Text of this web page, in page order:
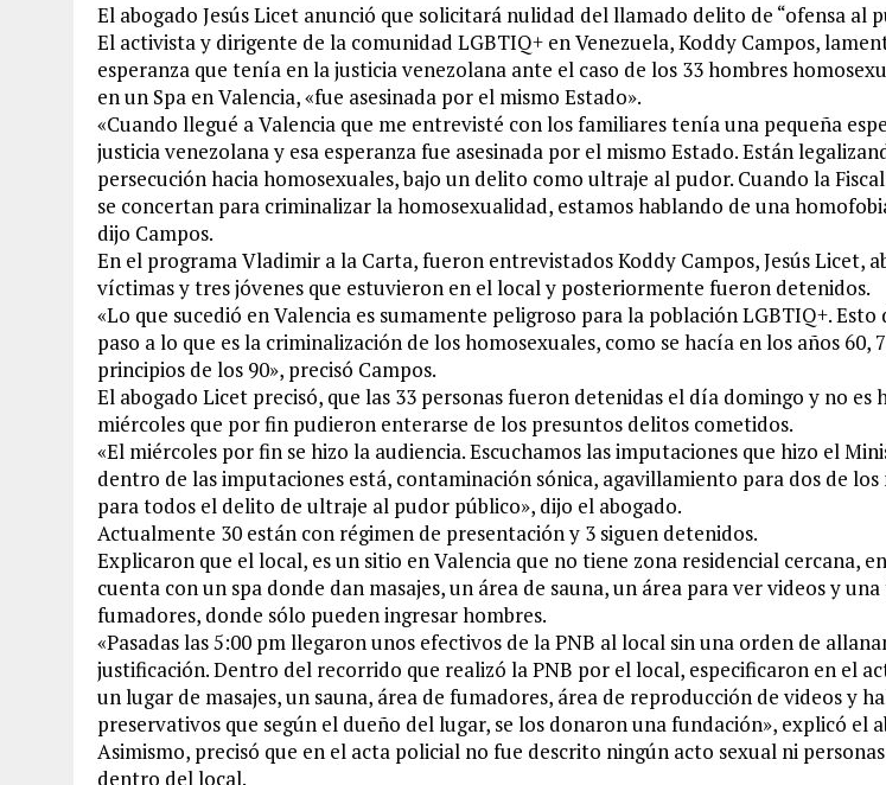
El abogado Jesús Licet anunció que solicitará nulidad del llamado delito de “ofensa al
El activista y dirigente de la comunidad LGBTIQ+ en Venezuela, Koddy Campos,
esperanza que tenía en la justicia venezolana ante el caso de los 33 hombres
en un Spa en Valencia, «fue asesinada por el mismo Estado».
«Cuando llegué a Valencia que me entrevisté con los familiares tenía una pequeña
justicia venezolana y esa esperanza fue asesinada por el mismo Estado. Están
persecución hacia homosexuales, bajo un delito como ultraje al pudor. Cuando la
se concertan para criminalizar la homosexualidad, estamos hablando de una
dijo Campos.
En el programa Vladimir a la Carta, fueron entrevistados Koddy Campos, Jesús Licet,
víctimas y tres jóvenes que estuvieron en el local y posteriormente fueron detenidos.
«Lo que sucedió en Valencia es sumamente peligroso para la población LGBTIQ+. Esto
paso a lo que es la criminalización de los homosexuales, como se hacía en los años 60,
principios de los 90», precisó Campos.
El abogado Licet precisó, que las 33 personas fueron detenidas el día domingo y no es
miércoles que por fin pudieron enterarse de los presuntos delitos cometidos.
«El miércoles por fin se hizo la audiencia. Escuchamos las imputaciones que hizo el
dentro de las imputaciones está, contaminación sónica, agavillamiento para dos de los
para todos el delito de ultraje al pudor público», dijo el abogado.
Actualmente 30 están con régimen de presentación y 3 siguen detenidos.
Explicaron que el local, es un sitio en Valencia que no tiene zona residencial cercana,
cuenta con un spa donde dan masajes, un área de sauna, un área para ver videos y
fumadores, donde sólo pueden ingresar hombres.
«Pasadas las 5:00 pm llegaron unos efectivos de la PNB al local sin una orden de
justificación. Dentro del recorrido que realizó la PNB por el local, especificaron en el
un lugar de masajes, un sauna, área de fumadores, área de reproducción de videos y
preservativos que según el dueño del lugar, se los donaron una fundación», explicó el
Asimismo, precisó que en el acta policial no fue descrito ningún acto sexual ni
dentro del local.